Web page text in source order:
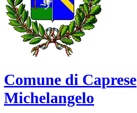
Comune di Caprese
Michelangelo